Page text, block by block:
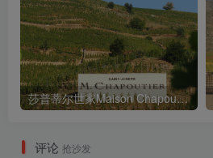
莎普蒂尔世家Maison Chapoutier
评论 抢沙发